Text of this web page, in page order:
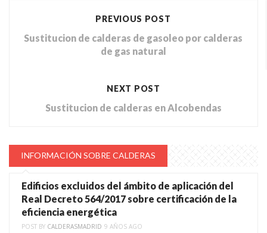
PREVIOUS POST
Sustitucion de calderas de gasoleo por calderas
de gas natural
NEXT POST
Sustitucion de calderas en Alcobendas
INFORMACIÓN SOBRE CALDERAS
Edificios excluidos del ámbito de aplicación del
Real Decreto 564/2017 sobre certificación de la
eficiencia energética
POST BY CALDERASMADRID 9 AÑOS AGO